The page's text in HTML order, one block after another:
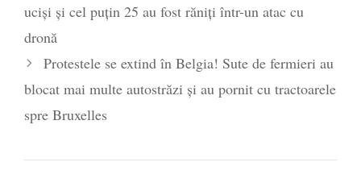
uciși și cel puțin 25 au fost răniți într-un atac cu
dronă
Protestele se extind în Belgia! Sute de fermieri au
blocat mai multe autostrăzi și au pornit cu tractoarele
spre Bruxelles